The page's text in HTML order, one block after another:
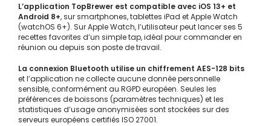
L’application TopBrewer est compatible avec iOS 13+ et
Android 8+, sur smartphones, tablettes iPad et Apple Watch
(watchOS 6+). Sur Apple Watch, l’utilisateur peut lancer ses 5
recettes favorites d’un simple tap, idéal pour commander en
réunion ou depuis son poste de travail.
La connexion Bluetooth utilise un chiffrement AES-128 bits
et l’application ne collecte aucune donnée personnelle
sensible, conformément au RGPD européen. Seules les
préférences de boissons (paramètres techniques) et les
statistiques d’usage anonymisées sont stockées sur des
serveurs européens certifiés ISO 27001.